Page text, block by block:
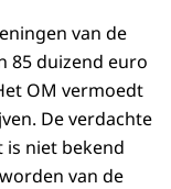
van de
85 duizend euro
OM vermoedt
De verdachte
niet bekend
van de